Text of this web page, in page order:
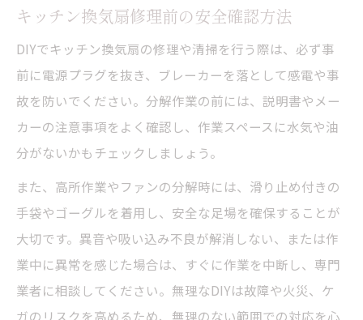
キッチン換気扇修理前の安全確認方法
DIYでキッチン換気扇の修理や清掃を行う際は、必ず事
前に電源プラグを抜き、ブレーカーを落として感電や事
故を防いでください。分解作業の前には、説明書やメー
カーの注意事項をよく確認し、作業スペースに水気や油
分がないかもチェックしましょう。
また、高所作業やファンの分解時には、滑り止め付きの
手袋やゴーグルを着用し、安全な足場を確保することが
大切です。異音や吸い込み不良が解消しない、または作
業中に異常を感じた場合は、すぐに作業を中断し、専門
業者に相談してください。無理なDIYは故障や火災、ケ
ガのリスクを高めるため、無理のない範囲での対応を心